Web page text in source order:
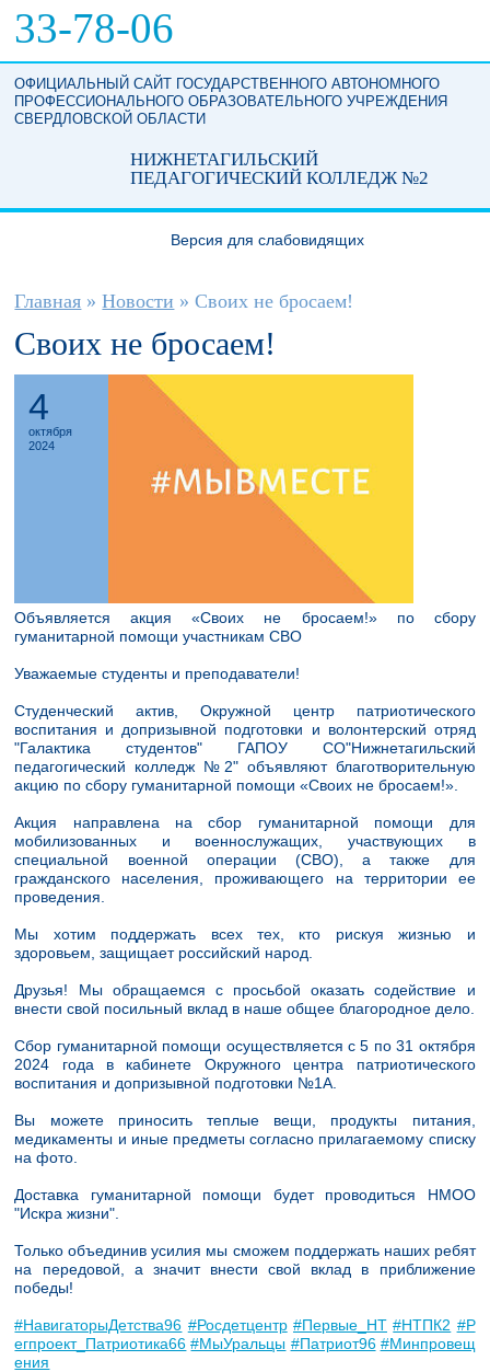
33-78-06
ОФИЦИАЛЬНЫЙ САЙТ ГОСУДАРСТВЕННОГО АВТОНОМНОГО
ПРОФЕССИОНАЛЬНОГО ОБРАЗОВАТЕЛЬНОГО УЧРЕЖДЕНИЯ
СВЕРДЛОВСКОЙ ОБЛАСТИ
НИЖНЕТАГИЛЬСКИЙ
ПЕДАГОГИЧЕСКИЙ КОЛЛЕДЖ №2
Версия для слабовидящих
Вы здесь
Главная » Новости » Своих не бросаем!
Своих не бросаем!
4
октября
2024
Объявляется акция «Своих не бросаем!» по сбору
гуманитарной помощи участникам СВО
Уважаемые студенты и преподаватели!
Студенческий актив, Окружной центр патриотического
воспитания и допризывной подготовки и волонтерский отряд
"Галактика студентов" ГАПОУ СО"Нижнетагильский
педагогический колледж №2" объявляют благотворительную
акцию по сбору гуманитарной помощи «Своих не бросаем!».
Акция направлена на сбор гуманитарной помощи для
мобилизованных и военнослужащих, участвующих в
специальной военной операции (СВО), а также для
гражданского населения, проживающего на территории ее
проведения.
Мы хотим поддержать всех тех, кто рискуя жизнью и
здоровьем, защищает российский народ.
Друзья! Мы обращаемся с просьбой оказать содействие и
внести свой посильный вклад в наше общее благородное дело.
Сбор гуманитарной помощи осуществляется с 5 по 31 октября
2024 года в кабинете Окружного центра патриотического
воспитания и допризывной подготовки №1А.
Вы можете приносить теплые вещи, продукты питания,
медикаменты и иные предметы согласно прилагаемому списку
на фото.
Доставка гуманитарной помощи будет проводиться НМОО
"Искра жизни".
Только объединив усилия мы сможем поддержать наших ребят
на передовой, а значит внести свой вклад в приближение
победы!
#НавигаторыДетства96 #Росдетцентр #Первые_НТ #НТПК2 #Р
егпроект_Патриотика66 #МыУральцы #Патриот96 #Минпровещ
ения